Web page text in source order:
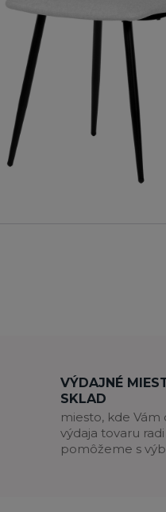
VÝDAJNÉ
SKLAD
miesto, kde Vám
výdaja tovaru radi
pomôžeme s